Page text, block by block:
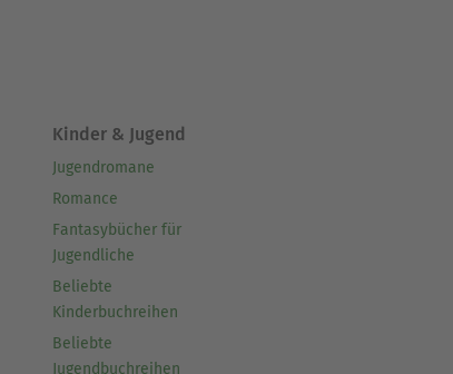
Kinder & Jugend
Jugendromane
Romance
Fantasybücher für
Jugendliche
Beliebte
Kinderbuchreihen
Beliebte
Jugendbuchreihen